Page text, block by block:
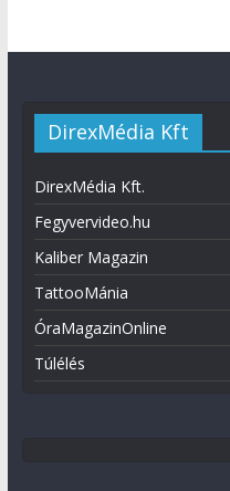
DirexMédia Kft
DirexMédia Kft.
Fegyvervideo.hu
Kaliber Magazin
TattooMánia
ÓraMagazinOnline
Túlélés